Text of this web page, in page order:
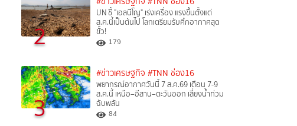
2
UN ชี้ "เอลนีโญ" เร่งเครื่อง แรงขึ้นตั้งแต่
ส.ค.นี้เป็นต้นไป โลกเตรียมรับศึกอากาศสุด
ขั้ว!
179
3
#ข่าวเศรษฐกิจ #TNN ช่อง16
พยากรณ์อากาศวันนี้ 7 ส.ค.69 เตือน 7-9
ส.ค.นี้ เหนือ–อีสาน–ตะวันออก เสี่ยงน้ำท่วม
ฉับพลัน
84